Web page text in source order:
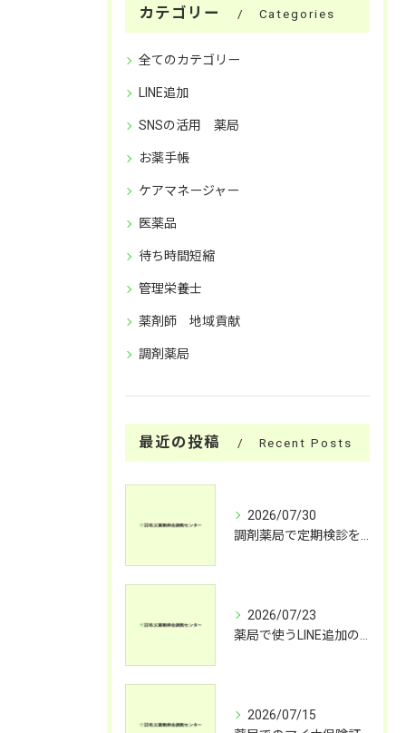
カテゴリー Categories
全てのカテゴリー
LINE追加
SNSの活用 薬局
お薬手帳
ケアマネージャー
医薬品
待ち時間短縮
管理栄養士
薬剤師 地域貢献
調剤薬局
最近の投稿 Recent Posts
2026/07/30
2026/07/23
2026/07/15